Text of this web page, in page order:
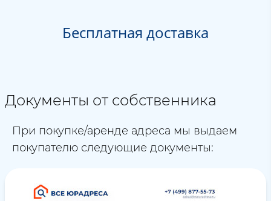
Бесплатная доставка
Документы от собственника
При покупке/аренде адреса мы выдаем
покупателю следующие документы: